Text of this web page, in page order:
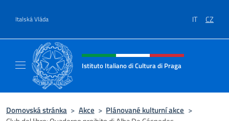
Italská Vláda IT CZ
Záhlaví webu, sociální sítě a
Istituto Italiano di Cultura di Praga
Domovská stránka > Akce > Plánované kulturní akce >